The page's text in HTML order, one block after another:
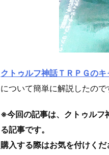
クトゥルフ神話ＴＲＰＧの
について簡単に解説したので
※今回の記事は、クトゥルフ
る記事です。
購入する際はお気を付けくだ